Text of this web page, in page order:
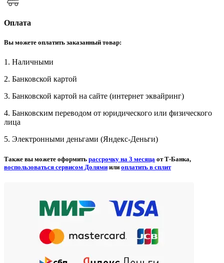
Оплата
Вы можете оплатить заказанный товар:
1. Наличными
2. Банковской картой
3. Банковской картой на сайте (интернет эквайринг)
4. Банковским переводом от юридического или физического
лица
5. Электронными деньгами (Яндекс-Деньги)
Также вы можете оформить рассрочку на 3 месяца от Т-Банка,
воспользоваться сервисом Долями или оплатить в сплит